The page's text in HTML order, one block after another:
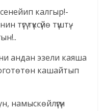
калгыр!-
түксүйө түштү.-
андан эзели каяша
кашайтып
намыскөйлүгүн